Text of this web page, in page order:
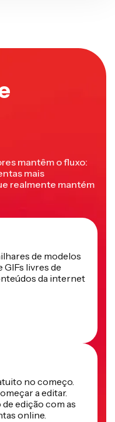
mantêm o fluxo:
mais
realmente mantém
de modelos
GIFs livres de
da internet
no começo.
a editar.
edição com as
online.